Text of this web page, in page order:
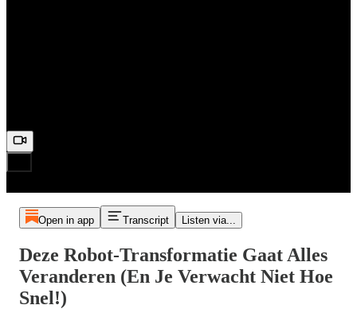
Open in app Transcript Listen via...
Deze Robot-Transformatie Gaat Alles
Veranderen (En Je Verwacht Niet Hoe
Snel!)